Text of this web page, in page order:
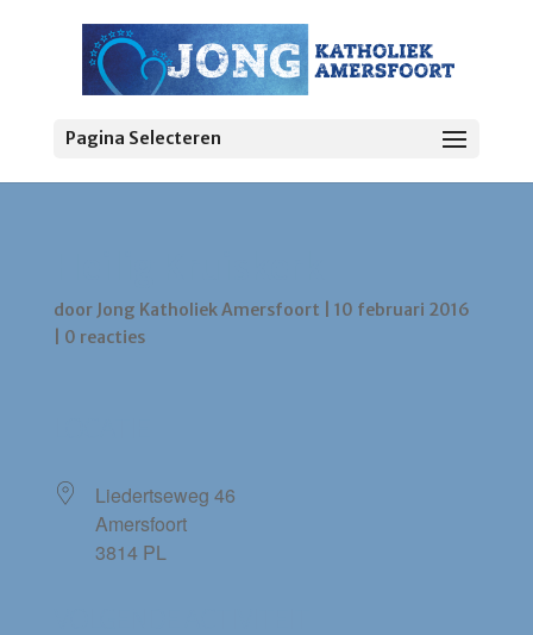
Pagina Selecteren
door Jong Katholiek Amersfoort
10 februari 2016
0 reacties
Liedertseweg 46
Amersfoort
3814 PL